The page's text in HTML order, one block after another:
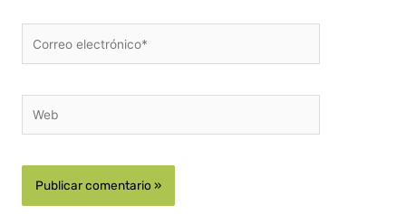
electrónico*